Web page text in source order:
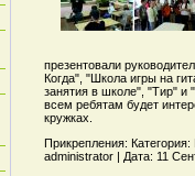
презентовали
Когда", "Школа игры на
занятия в школе", "Тир" и
всем ребятам будет
кружках.
Прикрепления:
administrator | Дата: 11